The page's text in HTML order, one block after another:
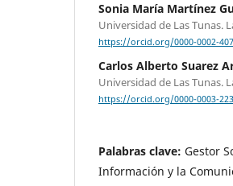
Sonia María Martínez
Universidad de Las Tunas.
https://orcid.org/0000-0002-
Carlos Alberto Suarez
Universidad de Las Tunas.
https://orcid.org/0000-0003-
Palabras clave: Gestor
Información y la